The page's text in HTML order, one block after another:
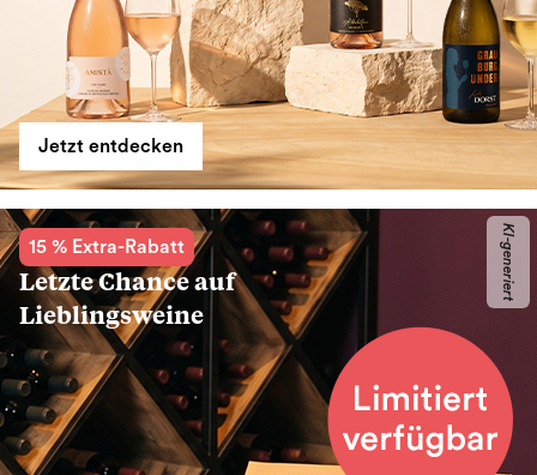
Jetzt entdecken
15 % Extra-Rabatt
Letzte Chance auf
Lieblingsweine
KI-generiert